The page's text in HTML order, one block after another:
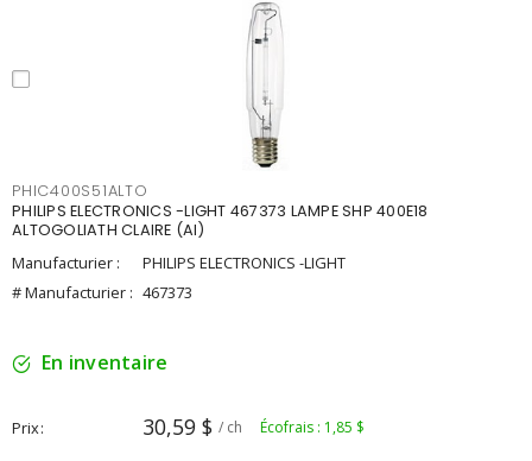
PHIC400S51ALTO
PHILIPS ELECTRONICS -LIGHT 467373 LAMPE SHP 400E18
ALTOGOLIATH CLAIRE (AI)
Manufacturier :
PHILIPS ELECTRONICS -LIGHT
# Manufacturier : 467373
En inventaire
Prix 30,59 $ / ch Écofrais : 1,85 $